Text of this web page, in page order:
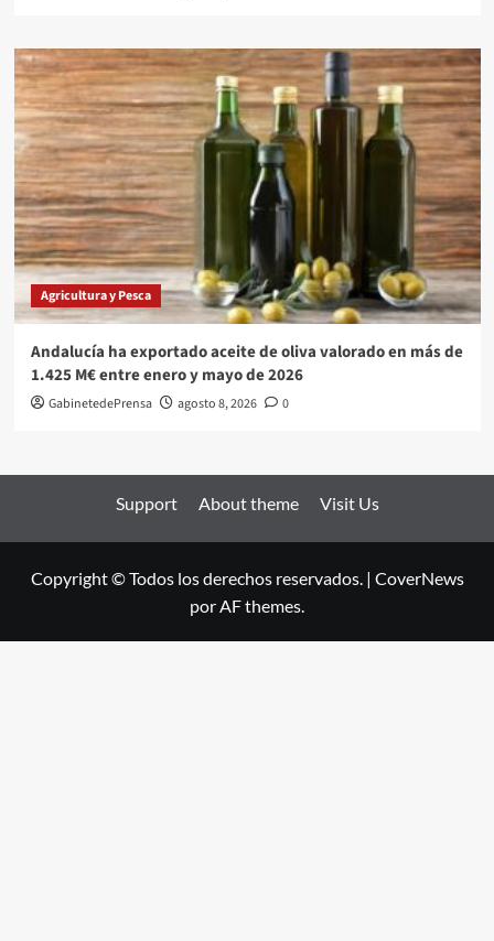
Agricultura y Pesca
Andalucía ha exportado aceite de oliva valorado en más de
1.425 M€ entre enero y mayo de 2026
GabinetedePrensa agosto 8, 2026 0
Support About theme Visit Us
Copyright © Todos los derechos reservados. | CoverNews
por AF themes.